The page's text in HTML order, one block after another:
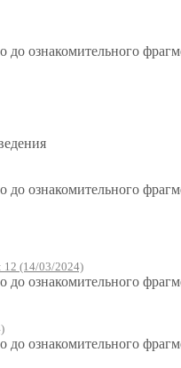
ознакомительного
ознакомительного
12 (14/03/2024)
ознакомительного
ознакомительного